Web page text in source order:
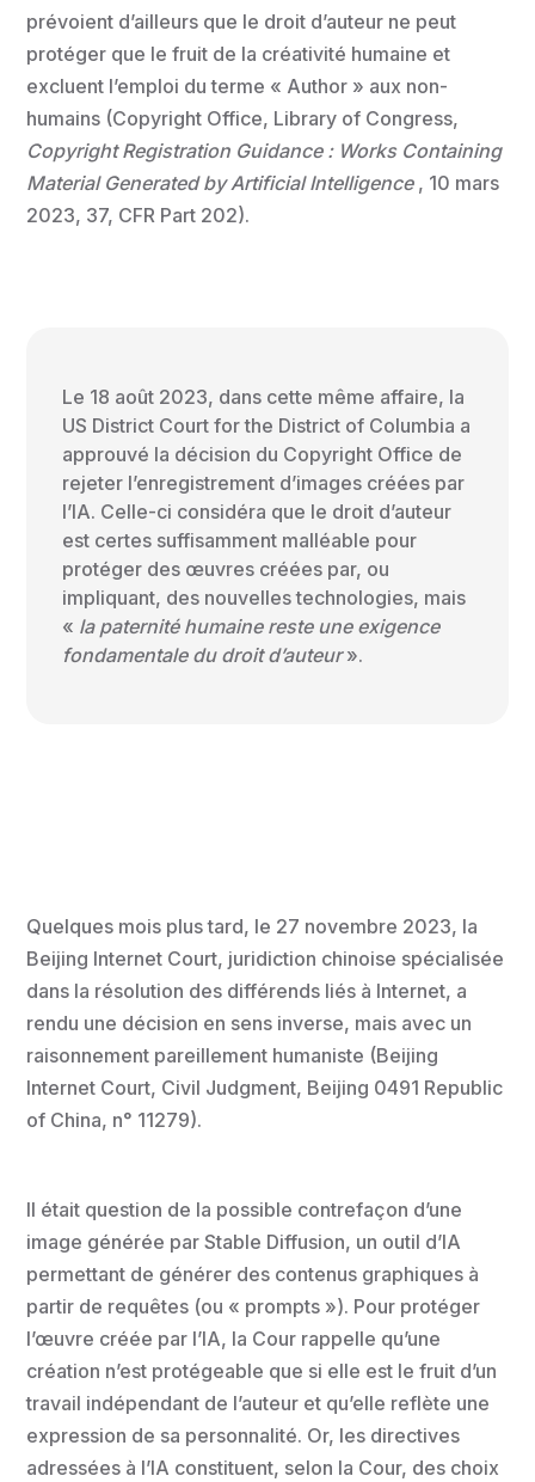
prévoient d’ailleurs que le droit d’auteur ne peut
protéger que le fruit de la créativité humaine et
excluent l’emploi du terme « Author » aux non-
humains (Copyright Office, Library of Congress,
Copyright Registration Guidance : Works Containing
Material Generated by Artificial Intelligence, 10 mars
2023, 37, CFR Part 202).
Le 18 août 2023, dans cette même affaire, la
US District Court for the District of Columbia a
approuvé la décision du Copyright Office de
rejeter l’enregistrement d’images créées par
l’IA. Celle-ci considéra que le droit d’auteur
est certes suffisamment malléable pour
protéger des œuvres créées par, ou
impliquant, des nouvelles technologies, mais
« la paternité humaine reste une exigence
fondamentale du droit d’auteur».
Quelques mois plus tard, le 27 novembre 2023, la
Beijing Internet Court, juridiction chinoise spécialisée
dans la résolution des différends liés à Internet, a
rendu une décision en sens inverse, mais avec un
raisonnement pareillement humaniste (Beijing
Internet Court, Civil Judgment, Beijing 0491 Republic
of China, n° 11279).
Il était question de la possible contrefaçon d’une
image générée par Stable Diffusion, un outil d’IA
permettant de générer des contenus graphiques à
partir de requêtes (ou « prompts »). Pour protéger
l’œuvre créée par l’IA, la Cour rappelle qu’une
création n’est protégeable que si elle est le fruit d’un
travail indépendant de l’auteur et qu’elle reflète une
expression de sa personnalité. Or, les directives
adressées à l’IA constituent, selon la Cour, des choix